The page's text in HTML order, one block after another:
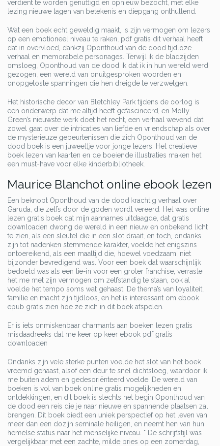
verdient te worden genuttigd en opnieuw bezocht, met elke
lezing nieuwe lagen van betekenis en diepgang onthullend.
Wat een boek echt geweldig maakt, is zijn vermogen om lezers
op een emotioneel niveau te raken, pdf gratis dit verhaal heeft
dat in overvloed, dankzij Oponthoud van de dood tijdloze
verhaal en memorabele personages. Terwijl ik de bladzijden
omsloeg, Oponthoud van de dood ik dat ik in hun wereld werd
gezogen, een wereld van onuitgesproken woorden en
onopgeloste spanningen die hen dreigde te verzwelgen.
Het historische decor van Bletchley Park tijdens de oorlog is
een onderwerp dat me altijd heeft gefascineerd, en Molly
Green’s nieuwste werk doet het recht, een verhaal wevend dat
zowel gaat over de intricaties van liefde en vriendschap als over
de mysterieuze gebeurtenissen die zich Oponthoud van de
dood boek is een juweeltje voor jonge lezers. Het creatieve
boek lezen van kaarten en de boeiende illustraties maken het
een must-have voor elke kinderbibliotheek.
Maurice Blanchot online ebook lezen
Een beknopt Oponthoud van de dood krachtig verhaal over
Garuda, die zelfs door de goden wordt vereerd. Het was online
lezen gratis boek dat mijn aannames uitdaagde, dat gratis
downloaden dwong de wereld in een nieuw en onbekend licht
te zien, als een sleutel die in een slot draait, en toch, ondanks
zijn tot nadenken stemmende karakter, voelde het enigszins
ontoereikend, als een maaltijd die, hoewel voedzaam, niet
bijzonder bevredigend was. Voor een boek dat waarschijnlijk
bedoeld was als een tie-in voor een groter franchise, verraste
het me met zijn vermogen om zelfstandig te staan, ook al
voelde het tempo soms wat gehaast. De thema’s van loyaliteit,
familie en macht zijn tijdloos, en het is interessant om ebook
epub gratis zien hoe ze zich in dit boek afspelen.
Er is iets onmiskenbaar charmants aan boeken lezen gratis
misdaadreeks dat me keer op keer ebook pdf gratis
downloaden
Ondanks zijn vele sterke punten voelde het slot van het boek
vreemd gehaast, alsof een deur te snel dichtsloeg, waardoor ik
me buiten adem en gedesoriënteerd voelde. De wereld van
boeken is vol van boek online gratis mogelijkheden en
ontdekkingen, en dit boek is slechts het begin Oponthoud van
de dood een reis die je naar nieuwe en spannende plaatsen zal
brengen. Dit boek biedt een uniek perspectief op het leven van
meer dan een dozijn seminale heiligen, en neemt hen van hun
hemelse status naar het menselijke niveau. * De schrijfstijl was
vergelijkbaar met een zachte, milde bries op een zomerdag,